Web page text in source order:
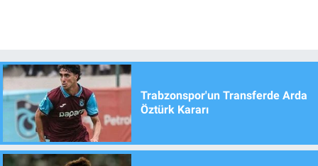
Trabzonspor'un Transferde Arda
Öztürk Kararı